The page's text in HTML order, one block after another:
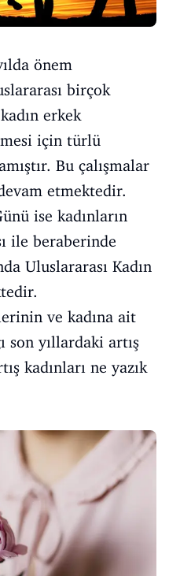
önem
birçok
erkek
için türlü
Bu çalışmalar
etmektedir.
ise kadınların
ile beraberinde
Uluslararası Kadın
ve kadına ait
son yıllardaki artış
kadınları ne yazık